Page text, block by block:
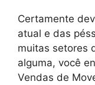
Certamente
atual e das
muitas setores
alguma, você
Vendas de